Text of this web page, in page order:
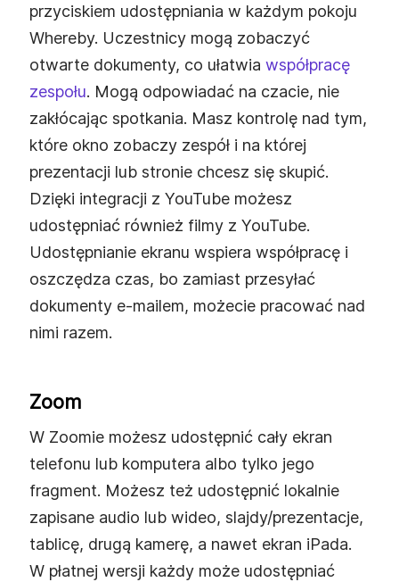
przyciskiem udostępniania w każdym pokoju
Whereby. Uczestnicy mogą zobaczyć
otwarte dokumenty, co ułatwia współpracę
zespołu. Mogą odpowiadać na czacie, nie
zakłócając spotkania. Masz kontrolę nad tym,
które okno zobaczy zespół i na której
prezentacji lub stronie chcesz się skupić.
Dzięki integracji z YouTube możesz
udostępniać również filmy z YouTube.
Udostępnianie ekranu wspiera współpracę i
oszczędza czas, bo zamiast przesyłać
dokumenty e-mailem, możecie pracować nad
nimi razem.
Zoom
W Zoomie możesz udostępnić cały ekran
telefonu lub komputera albo tylko jego
fragment. Możesz też udostępnić lokalnie
zapisane audio lub wideo, slajdy/prezentacje,
tablicę, drugą kamerę, a nawet ekran iPada.
W płatnej wersji każdy może udostępniać